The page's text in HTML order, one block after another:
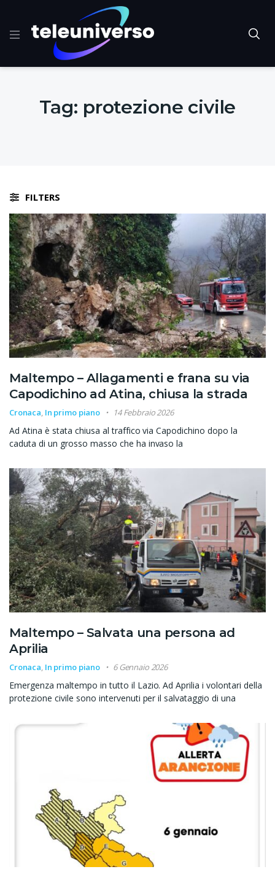
Tag: protezione civile
FILTERS
Maltempo – Allagamenti e frana su via
Capodichino ad Atina, chiusa la strada
Cronaca, In primo piano 14 Febbraio 2026
Ad Atina è stata chiusa al traffico via Capodichino dopo la
caduta di un grosso masso che ha invaso la
Maltempo – Salvata una persona ad
Aprilia
Cronaca, In primo piano 6 Gennaio 2026
Emergenza maltempo in tutto il Lazio. Ad Aprilia i volontari della
protezione civile sono intervenuti per il salvataggio di una